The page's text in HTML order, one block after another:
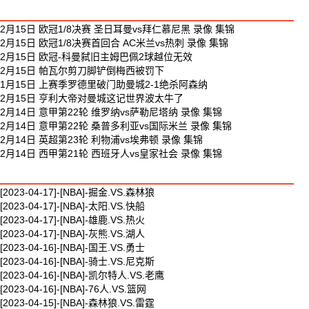
2月15日 欧冠1/8决赛 圣日耳曼vs拜仁慕尼黑 录像 集锦
2月15日 欧冠1/8决赛首回合 AC米兰vs热刺 录像 集锦
2月15日 欧冠-科曼弑旧主姆巴佩2球越位无效
2月15日 帕瓦尔剪刀脚铲倒梅西被罚下
1月15日 上赛季罗德里破门助曼城2-1绝杀阿森纳
2月15日 亨利大帝对曼城这记世界波太牛了
2月14日 意甲第22轮 维罗纳vs萨勒尼塔纳 录像 集锦
2月14日 意甲第22轮 桑普多利亚vs国际米兰 录像 集锦
2月14日 英超第23轮 利物浦vs埃弗顿 录像 集锦
2月14日 西甲第21轮 西班牙人vs皇家社会 录像 集锦
[2023-04-17]-[NBA]-掘金.VS.森林狼
[2023-04-17]-[NBA]-太阳.VS.快船
[2023-04-17]-[NBA]-雄鹿.VS.热火
[2023-04-17]-[NBA]-灰熊.VS.湖人
[2023-04-16]-[NBA]-国王.VS.勇士
[2023-04-16]-[NBA]-骑士.VS.尼克斯
[2023-04-16]-[NBA]-凯尔特人.VS.老鹰
[2023-04-16]-[NBA]-76人.VS.篮网
[2023-04-15]-[NBA]-森林狼.VS.雷霆